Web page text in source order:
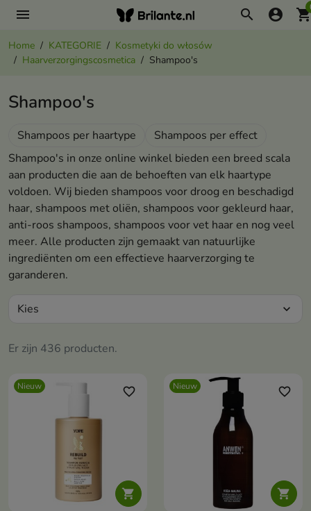
menu search account_circle
Home KATEGORIE
Kosmetyki do włosów
Haarverzorgingscosmetica
Shampoo's
Shampoo's
Shampoos per haartype
Shampoos per effect
Shampoo's in onze online winkel bieden een breed scala
aan producten die aan de behoeften van elk haartype
voldoen. Wij bieden shampoos voor droog en beschadigd
haar, shampoos met oliën, shampoos voor gekleurd haar,
anti-roos shampoos, shampoos voor vet haar en nog veel
meer. Alle producten zijn gemaakt van natuurlijke
ingrediënten om een effectieve haarverzorging te
garanderen.
Er zijn 436 producten.
Kies expand_more
Nieuw

favorite_border Nieuw

favorite_border